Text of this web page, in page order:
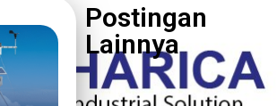
Postingan
Lainnya